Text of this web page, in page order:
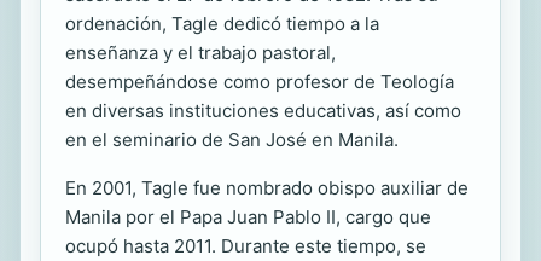
ordenación, Tagle dedicó tiempo a la
enseñanza y el trabajo pastoral,
desempeñándose como profesor de Teología
en diversas instituciones educativas, así como
en el seminario de San José en Manila.
En 2001, Tagle fue nombrado obispo auxiliar de
Manila por el Papa Juan Pablo II, cargo que
ocupó hasta 2011. Durante este tiempo, se